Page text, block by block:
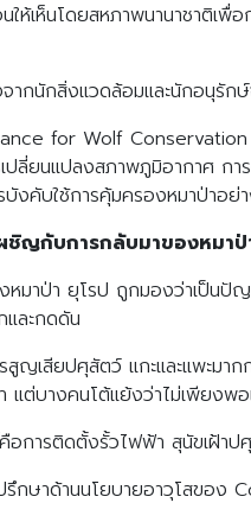
ห้เห็นโดยสหภาพนานาชาติเ
กนักสิ่งแวดล้อมและนักอนุรัก
for Wolf Conservation
ปลี่ยนแปลงสภาพภูมิอากาศ ก
บังคับใช้การคุ้มครองหมาป่าอย่
ชิญกับการกลับมาของหมาป่
มาป่า ยุโรป ถูกมองว่าเป็น
และกดดัน
ญเสียปศุสัตว์ แกะและแพะม
แต่บางคนโต้แย้งว่าไม่เพียง
การติดตั้งรั้วไฟฟ้า สุนัขเฝ้า
รึกษาด้านนโยบายอาวุโสขอ